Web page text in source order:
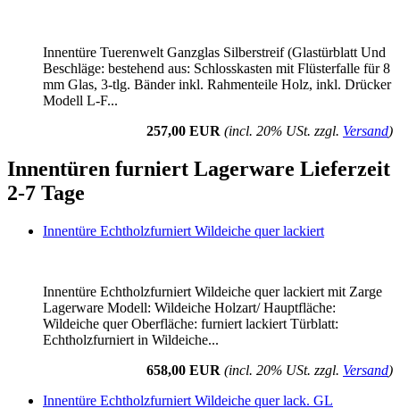
Innentüre Tuerenwelt Ganzglas Silberstreif (Glastürblatt Und
Beschläge: bestehend aus: Schlosskasten mit Flüsterfalle für 8
mm Glas, 3-tlg. Bänder inkl. Rahmenteile Holz, inkl. Drücker
Modell L-F...
257,00 EUR (incl. 20% USt. zzgl. Versand)
Innentüren furniert Lagerware Lieferzeit
2-7 Tage
Innentüre Echtholzfurniert Wildeiche quer lackiert
Innentüre Echtholzfurniert Wildeiche quer lackiert mit Zarge
Lagerware Modell: Wildeiche Holzart/ Hauptfläche:
Wildeiche quer Oberfläche: furniert lackiert Türblatt:
Echtholzfurniert in Wildeiche...
658,00 EUR (incl. 20% USt. zzgl. Versand)
Innentüre Echtholzfurniert Wildeiche quer lack. GL